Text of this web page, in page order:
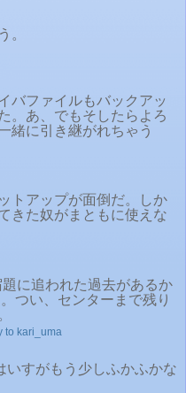
。
バファイルもバックアッ
。あ、でもそしたらよろ
緒に引き継がれちゃう
トアップが面倒だ。しか
きた奴がまともに使えな
に追われた過去があるか
つい、センターまで残り
to kari_uma
いすがもう少しふかふかな